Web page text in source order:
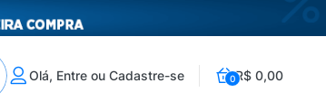
Olá, Entre ou Cadastre-se 0R$ 0,00